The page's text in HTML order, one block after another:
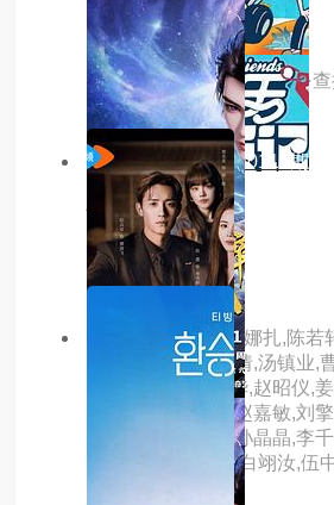
新爱神之影
主演：米克·通拉亚,娜塔查·
玛南
10.0分 更新至20260115期
快乐老友·有风季
主演：内详
主演：侯明昊,古力娜扎,陈若
南,张慧雯,胡静,李倩,汤镇业,
明加,张百乔,刘雪华,赵昭仪,
洛绒,马闻远,李菲,赵嘉敏,刘
文,潘宥诚,黄星羱,孙晶晶,李
洁,弭金,蒙恩,金秋,白翊汝,伍